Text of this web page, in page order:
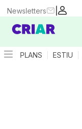
|
Newsletters
PLANS ESTIU